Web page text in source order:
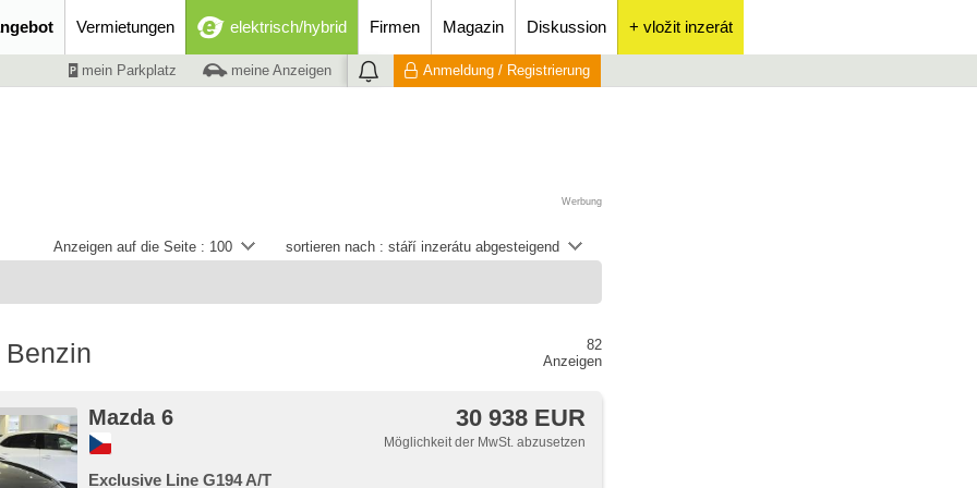
Vermietungen elektrisch/hybrid Firmen Magazin Diskussion + vložit inzerát
mein Parkplatz meine Anzeigen Anmeldung / Registrierung
Werbung
sortieren nach : stáří inzerátu abgesteigend
Anzeigen auf die Seite : 100
82
Anzeigen
Mazda 6 30 938 EUR
Möglichkeit der MwSt. abzusetzen
Exclusive Line G194 A/T